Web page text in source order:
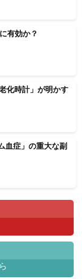
有効か？
化時計」が明かす
血症」の重大な副